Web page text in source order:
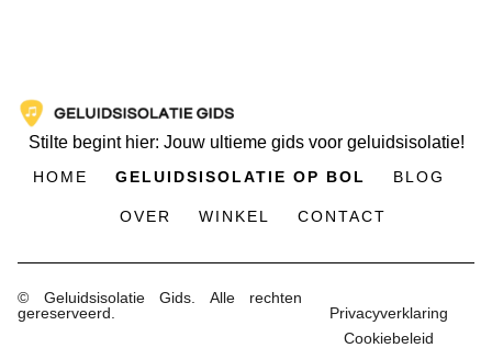
Stilte begint hier: Jouw ultieme gids voor geluidsisolatie!
HOME GELUIDSISOLATIE OP BOL BLOG
OVER WINKEL CONTACT
© Geluidsisolatie Gids. Alle rechten
gereserveerd.
Privacyverklaring
Cookiebeleid